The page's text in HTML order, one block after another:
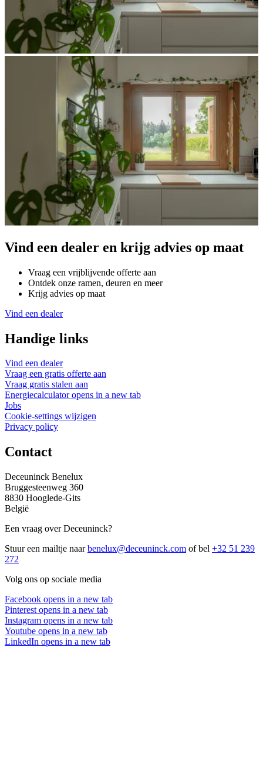
Vind een dealer en krijg advies op maat
Vraag een vrijblijvende offerte aan
Ontdek onze ramen, deuren en meer
Krijg advies op maat
Vind een dealer
Handige links
Vind een dealer
Vraag een gratis offerte aan
Vraag gratis stalen aan
Energiecalculator opens in a new tab
Jobs
Cookie-settings wijzigen
Privacy policy
Contact
Deceuninck Benelux
Bruggesteenweg 360
8830 Hooglede-Gits
België
Een vraag over Deceuninck?
Stuur een mailtje naarbenelux@deceuninck.com of bel +32 51 239
272
Volg ons op sociale media
Facebook opens in a new tab
Pinterest opens in a new tab
Instagram opens in a new tab
Youtube opens in a new tab
LinkedIn opens in a new tab